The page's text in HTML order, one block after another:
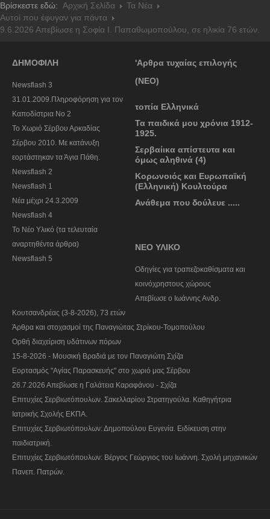
Βρίσκεστε εδώ: Αρχική Σελίδα
Τα Νέα
Αυτοί που έφυγαν για πάντα
9.6.2026 Απεβίωσε η Σοφία Ι. Παπαθωμοπούλου, σε ηλικία 76 ετών.
ΔΗΜΟΦΙΛΗ
Newsflash 3
31.01.2009.Πληροφόρηση για τον
Καποδίστρια Νο 2
To Χωριό Σέρβου Αρκαδίας
Σέρβου 2010. Με κατάνυξη
εορτάστηκαν τα Άγια Πάθη.
Newsflash 2
Newsflash 1
Nέα μέχρι 24.3.2009
Newsflash 4
Το Νέο Υλικό (τα τελευταία
αναρτηθέντα άρθρα)
Newsflash 5
'Αρθρα τυχαίας επιλογής
(ΝΕΟ)
τοπία Ελληνικά
Τα παιδικά μου χρόνια 1912-
1925.
Σερβαίικα απίστευτα και
όμως αληθινά (4)
Κορωνοιός και Ευρωπαϊκή
(Ελληνική) Κουλτούρα
Ανάθεμα που δούλευε .....
ΝΕΟ ΥΛΙΚΟ
Οδηγίες για τραπεζοκαθίσματα και
κοινόχρηστους χώρους
Απεβίωσε ο Ιωάννης Ανδρ.
Κουτσανδρέας (3-8-2026), 73 ετών
Άρθρα και στοχασμοί της Παναγιώτας Στρίκου-Τομοπούλου
Ορθή διαχείριση υδάτινων πόρων
15-8-2026 - Μουσική Βραδιά με τον Παναγιώτη Σχίζα
Εορτασμός "Αγίας Παρασκευής" στο χωριό μας Σέρβου
26.7.2026 Απεβίωσε η Γαλάτεια Καραφάνου - Σχίζα
Επιτυχίες Σερβιωτόπουλων. Σακελλαρίου Στρατηγούλα. Καθηγήτρια
Ιατρικής Σχολής ΕΚΠΑ.
Επιτυχίες Σερβιωτόπουλων: Δημοπούλου Ευγενία. Ειδίκευση στην
παιδιατρική.
Επιτυχίες Σερβιωτόπουλων: Βέργος Γεώργιος του Ιωάννη. Σχολή μηχανικών
Πανεπ. Πατρών.